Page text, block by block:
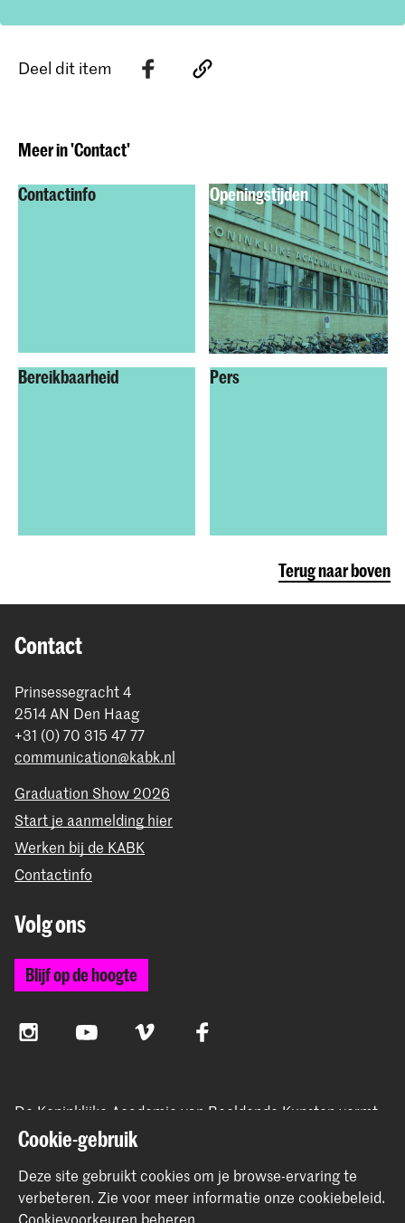
Deel dit item
Meer in 'Contact'
Contactinfo Openingstijden
Bereikbaarheid Pers
Terug naar boven
Contact
Prinsessegracht 4
2514 AN Den Haag
+31 (0) 70 315 47 77
communication@kabk.nl
Graduation Show 2026
Start je aanmelding hier
Werken bij de KABK
Contactinfo
Volg ons
Blijf op de hoogte
InstagramYouTube Vimeo Facebook
De Koninklijke Academie van Beeldende Kunsten vormt
samen met het Koninklijk Conservatorium de Hogeschool
der Kunsten Den Haag
Cookie-gebruik
Deze site gebruikt cookies om je browse-ervaring te
verbeteren. Zie voor meer informatie onze cookiebeleid.
Cookievoorkeuren beheren